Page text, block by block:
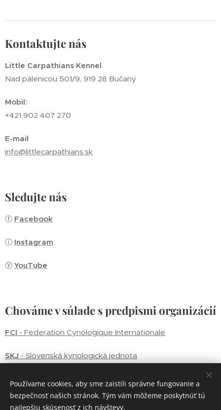
Kontaktujte nás
Little Carpathians Kennel
Nad pálenicou 501/9, 919 28 Bučany
Mobil:
+421 902 407 270
E-mail
info@littlecarpathians.sk
Sledujte nás
ⓕ Facebook
ⓘ Instagram
ⓨ YouTube
Chováme v súlade s predpismi organizácií
FCI - Federation Cynologique Internationale
SKJ - Slovenská kynologická jednota
- Slovenský poľovnícky zväz
KCHB - Klub chovateľov bíglov Slovenska
Používame cookies, aby sme zaistili správne fungovanie a
bezpečnosť našich stránok. Tým vám môžeme poskytnúť tú
najlepšiu skúsenosť z ich návštevy.